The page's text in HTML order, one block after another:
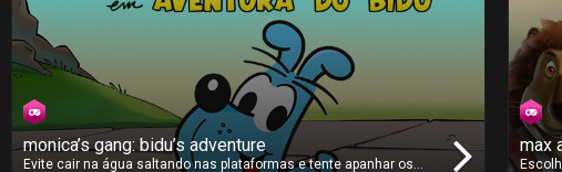
monica’s gang: bidu’s adventure
Evite cair na água saltando nas plataformas e tente apanhar os
max